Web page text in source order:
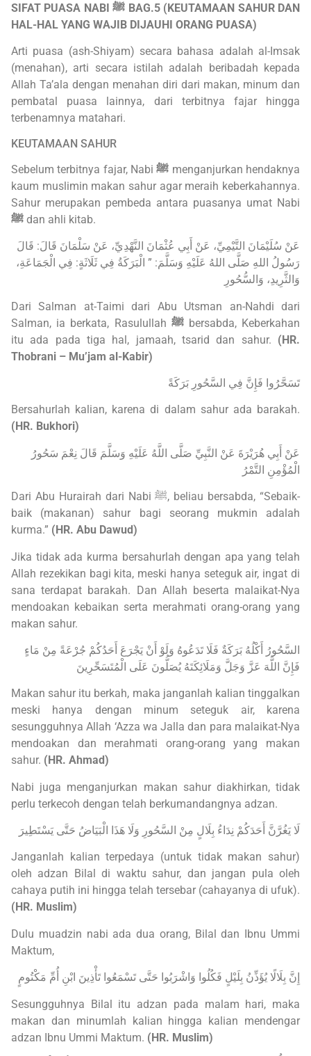
SIFAT PUASA NABI ﷺ BAG.5 (KEUTAMAAN SAHUR DAN
HAL-HAL YANG WAJIB DIJAUHI ORANG PUASA)
Arti puasa (ash-Shiyam) secara bahasa adalah al-Imsak
(menahan), arti secara istilah adalah beribadah kepada
Allah Ta’ala dengan menahan diri dari makan, minum dan
pembatal puasa lainnya, dari terbitnya fajar hingga
terbenamnya matahari.
KEUTAMAAN SAHUR
Sebelum terbitnya fajar, Nabi
menganjurkan hendaknya
kaum muslimin makan sahur agar meraih keberkahannya.
Sahur merupakan pembeda antara puasanya umat Nabi
dan ahli kitab.
عَنْ سُلَيْمَانَ التَّيْمِيِّ، عَنْ أَبِي عُثْمَانَ النَّهْدِيِّ، عَنْ سَلْمَانَ قَالَ: قَالَ
رَسُولُ اللهِ صَلَّى اللهُ عَلَيْهِ وَسَلَّمَ: ” الْبَرَكَةُ فِي ثَلَاثَةٍ: فِي ‌الْجَمَاعَةِ،
‌وَالثَّرِيدِ، وَالسُّحُورِ
Dari Salman at-Taimi dari Abu Utsman an-Nahdi dari
Salman, ia berkata, Rasulullah
ﷺ bersabda, Keberkahan
itu ada pada tiga hal, jamaah, tsarid dan sahur. (HR.
Thobrani – Mu’jam al-Kabir)
تَسَحَّرُوا فَإِنَّ فِي السَّحُورِ بَرَكَةً
Bersahurlah kalian, karena di dalam sahur ada barakah.
(HR. Bukhori)
عَنْ أَبِي هُرَيْرَةَ عَنْ النَّبِيِّ صَلَّى اللَّهُ عَلَيْهِ وَسَلَّمَ قَالَ نِعْمَ سَحُورُ
الْمُؤْمِنِ التَّمْرُ
Dari Abu Hurairah dari Nabi ﷺ, beliau bersabda, “Sebaik-
baik (makanan) sahur bagi seorang mukmin adalah
kurma.” (HR. Abu Dawud)
Jika tidak ada kurma bersahurlah dengan apa yang telah
Allah rezekikan bagi kita, meski hanya seteguk air, ingat di
sana terdapat barakah. Dan Allah beserta malaikat-Nya
mendoakan kebaikan serta merahmati orang-orang yang
makan sahur.
السَّحُورُ أَكْلُهُ بَرَكَةٌ فَلَا تَدَعُوهُ وَلَوْ أَنْ يَجْرَعَ أَحَدُكُمْ جُرْعَةً مِنْ مَاءٍ
فَإِنَّ اللَّهَ عَزَّ وَجَلَّ وَمَلَائِكَتَهُ يُصَلُّونَ عَلَى الْمُتَسَحِّرِينَ
Makan sahur itu berkah, maka janganlah kalian tinggalkan
meski hanya dengan minum seteguk air, karena
sesungguhnya Allah ‘Azza wa Jalla dan para malaikat-Nya
mendoakan dan merahmati orang-orang yang makan
sahur. (HR. Ahmad)
Nabi juga menganjurkan makan sahur diakhirkan, tidak
perlu terkecoh dengan telah berkumandangnya adzan.
لَا يَغُرَّنَّ أَحَدَكُمْ نِدَاءُ بِلَالٍ مِنْ السَّحُورِ وَلَا هَذَا الْبَيَاضُ حَتَّى يَسْتَطِيرَ
Janganlah kalian terpedaya (untuk tidak makan sahur)
oleh adzan Bilal di waktu sahur, dan jangan pula oleh
cahaya putih ini hingga telah tersebar (cahayanya di ufuk).
(HR. Muslim)
Dulu muadzin nabi ada dua orang, Bilal dan Ibnu Ummi
Maktum,
إِنَّ بِلَالًا يُؤَذِّنُ بِلَيْلٍ فَكُلُوا وَاشْرَبُوا حَتَّى تَسْمَعُوا تَأْذِينَ ابْنِ أُمِّ مَكْتُومٍ
Sesungguhnya Bilal itu adzan pada malam hari, maka
makan dan minumlah kalian hingga kalian mendengar
adzan Ibnu Ummi Maktum. (HR. Muslim)